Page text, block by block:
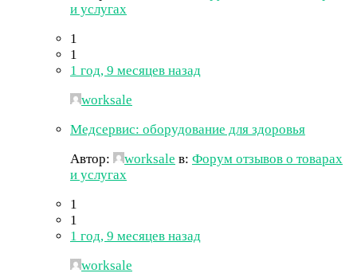
и услугах
1
1
1 год, 9 месяцев назад
worksale
Медсервис: оборудование для здоровья
Автор:
worksale в: Форум отзывов о товарах
и услугах
1
1
1 год, 9 месяцев назад
worksale